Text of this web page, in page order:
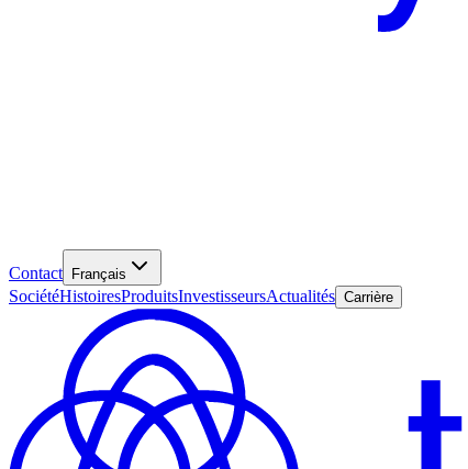
Contact Français
SociétéHistoiresProduitsInvestisseursActualités Carrière